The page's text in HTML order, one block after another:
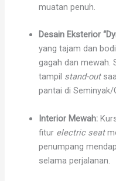
muatan penuh.
Desain Eksterior
yang tajam dan
gagah dan mewah.
tampil stand-out
pantai di Seminyak/
Interior Mewah:
fitur electric seat
penumpang
selama perjalanan.